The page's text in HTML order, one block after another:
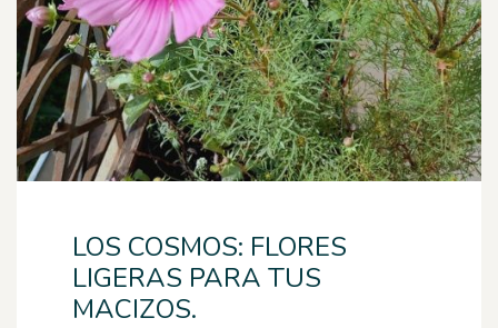
LOS COSMOS: FLORES
LIGERAS PARA TUS
MACIZOS.